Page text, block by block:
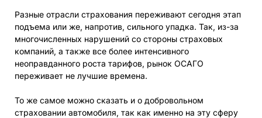
Разные отрасли страхования переживают сегодня этап
подъема или же, напротив, сильного упадка. Так, из-за
многочисленных нарушений со стороны страховых
компаний, а также все более интенсивного
неоправданного роста тарифов, рынок ОСАГО
переживает не лучшие времена.
То же самое можно сказать и о добровольном
страховании автомобиля, так как именно на эту сферу